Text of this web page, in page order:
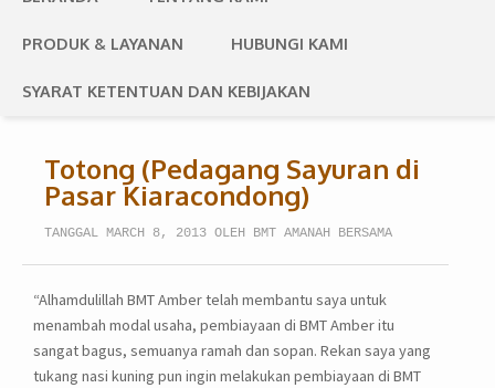
PRODUK & LAYANAN HUBUNGI KAMI
SYARAT KETENTUAN DAN KEBIJAKAN
Totong (Pedagang Sayuran di
Pasar Kiaracondong)
TANGGAL MARCH 8, 2013 OLEH BMT AMANAH BERSAMA
“Alhamdulillah BMT Amber telah membantu saya untuk
menambah modal usaha, pembiayaan di BMT Amber itu
sangat bagus, semuanya ramah dan sopan. Rekan saya yang
tukang nasi kuning pun ingin melakukan pembiayaan di BMT